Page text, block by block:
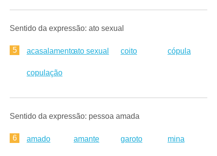
Sentido da expressão: ato sexual
5 acasalamentoato sexual coito cópula
copulação
Sentido da expressão: pessoa amada
6 amado amante garoto mina